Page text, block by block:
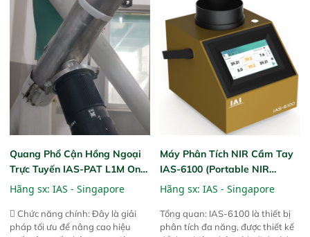
Độ nhạy cao: Trang bị đầu dò
InGaAs độ nhạy cao, cung cấp
phản hồi phổ tuyến tính đầy đủ,
đảm bảo độ chính xác và khả
năng lặp lại tối ưu.
Quang Phổ Cận Hồng Ngoại
Trực Tuyến IAS-PAT L1M On-
Line NIR
Hãng sx: IAS - Singapore
 Chức năng chính: Đây là giải
pháp tối ưu để nâng cao hiệu
Máy Phân Tích NIR Cầm Tay
IAS-6100 (Portable NIR
Analyzer)
Hãng sx: IAS - Singapore
Tổng quan: IAS-6100 là thiết bị
phân tích đa năng, được thiết kế